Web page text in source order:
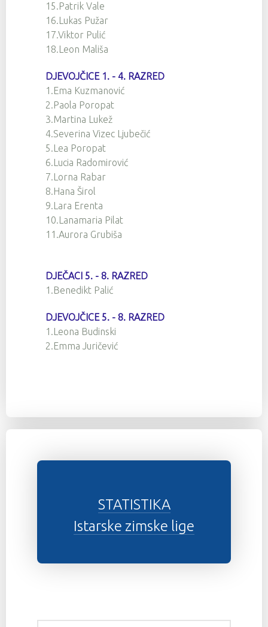
15.Patrik Vale
16.Lukas Pužar
17.Viktor Pulić
18.Leon Mališa
DJEVOJČICE 1. - 4. RAZRED
1.Ema Kuzmanović
2.Paola Poropat
3.Martina Lukež
4.Severina Vizec Ljubečić
5.Lea Poropat
6.Lucia Radomirović
7.Lorna Rabar
8.Hana Širol
9.Lara Erenta
10.Lanamaria Pilat
11.Aurora Grubiša
DJEČACI 5. - 8. RAZRED
1.Benedikt Palić
DJEVOJČICE 5. - 8. RAZRED
1.Leona Budinski
2.Emma Juričević
STATISTIKA
Istarske zimske lige